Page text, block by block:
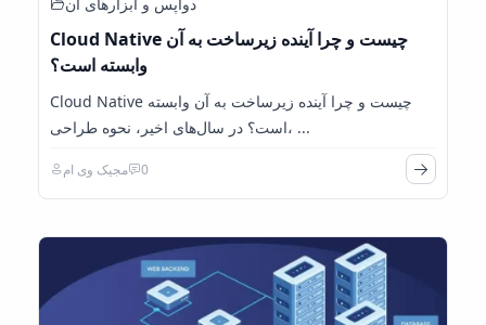
Cloud Native چیست و چرا آینده زیرساخت به آن
وابسته است؟
Cloud Native چیست و چرا آینده زیرساخت به آن وابسته
است؟ در سال‌های اخیر، نحوه طراحی، ...
مجیک وی ام 0